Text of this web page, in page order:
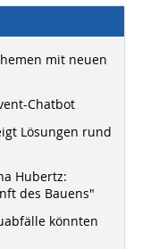
mit neuen
Chatbot
Lösungen rund
Hubertz:
des Bauens"
könnten